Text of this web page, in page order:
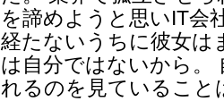
を諦めようと思いIT会
経たないうちに彼女は
は自分ではないから。
れるのを見ていること